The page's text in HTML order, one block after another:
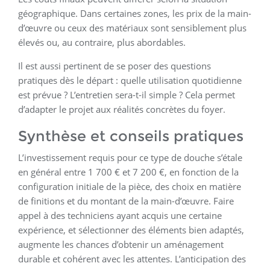
géographique. Dans certaines zones, les prix de la main-
d’œuvre ou ceux des matériaux sont sensiblement plus
élevés ou, au contraire, plus abordables.
Il est aussi pertinent de se poser des questions
pratiques dès le départ : quelle utilisation quotidienne
est prévue ? L’entretien sera-t-il simple ? Cela permet
d’adapter le projet aux réalités concrètes du foyer.
Synthèse et conseils pratiques
L’investissement requis pour ce type de douche s’étale
en général entre 1 700 € et 7 200 €, en fonction de la
configuration initiale de la pièce, des choix en matière
de finitions et du montant de la main-d’œuvre. Faire
appel à des techniciens ayant acquis une certaine
expérience, et sélectionner des éléments bien adaptés,
augmente les chances d’obtenir un aménagement
durable et cohérent avec les attentes. L’anticipation des